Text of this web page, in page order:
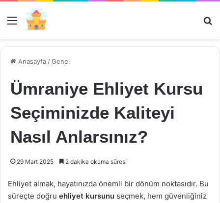
Menü
Anasayfa /Genel
Ümraniye Ehliyet Kursu
Seçiminizde Kaliteyi
Nasıl Anlarsınız?
29 Mart 2025 2 dakika okuma süresi
Ehliyet almak, hayatınızda önemli bir dönüm noktasıdır. Bu
süreçte doğru ehliyet kursunu seçmek, hem güvenliğiniz